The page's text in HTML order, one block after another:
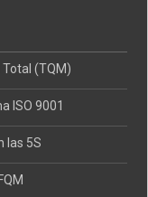
(TQM)
ISO 9001
las 5S